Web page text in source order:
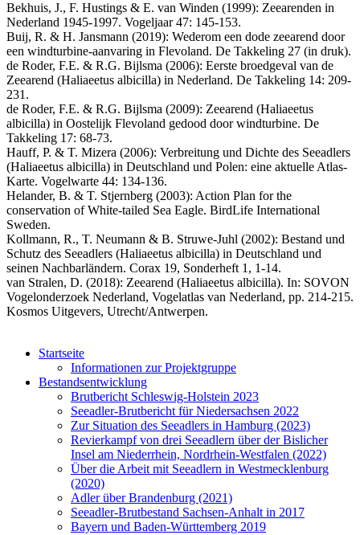
Bekhuis, J., F. Hustings & E. van Winden (1999): Zeearenden in
Nederland 1945-1997. Vogeljaar 47: 145-153.
Buij, R. & H. Jansmann (2019): Wederom een dode zeearend door
een windturbine-aanvaring in Flevoland. De Takkeling 27 (in druk).
de Roder, F.E. & R.G. Bijlsma (2006): Eerste broedgeval van de
Zeearend (Haliaeetus albicilla) in Nederland. De Takkeling 14: 209-
231.
de Roder, F.E. & R.G. Bijlsma (2009): Zeearend (Haliaeetus
albicilla) in Oostelijk Flevoland gedood door windturbine. De
Takkeling 17: 68-73.
Hauff, P. & T. Mizera (2006): Verbreitung und Dichte des Seeadlers
(Haliaeetus albicilla) in Deutschland und Polen: eine aktuelle Atlas-
Karte. Vogelwarte 44: 134-136.
Helander, B. & T. Stjernberg (2003): Action Plan for the
conservation of White-tailed Sea Eagle. BirdLife International
Sweden.
Kollmann, R., T. Neumann & B. Struwe-Juhl (2002): Bestand und
Schutz des Seeadlers (Haliaeetus albicilla) in Deutschland und
seinen Nachbarländern. Corax 19, Sonderheft 1, 1-14.
van Stralen, D. (2018): Zeearend (Haliaeetus albicilla). In: SOVON
Vogelonderzoek Nederland, Vogelatlas van Nederland, pp. 214-215.
Kosmos Uitgevers, Utrecht/Antwerpen.
Startseite
Informationen zur Projektgruppe
Bestandsentwicklung
Brutbericht Schleswig-Holstein 2023
Seeadler-Brutbericht für Niedersachsen 2022
Zur Situation des Seeadlers in Hamburg (2023)
Revierkampf von drei Seeadlern über der Bislicher
Insel am Niederrhein, Nordrhein-Westfalen (2022)
Über die Arbeit mit Seeadlern in Westmecklenburg
(2020)
Adler über Brandenburg (2021)
Seeadler-Brutbestand Sachsen-Anhalt in 2017
Bayern und Baden-Württemberg 2019